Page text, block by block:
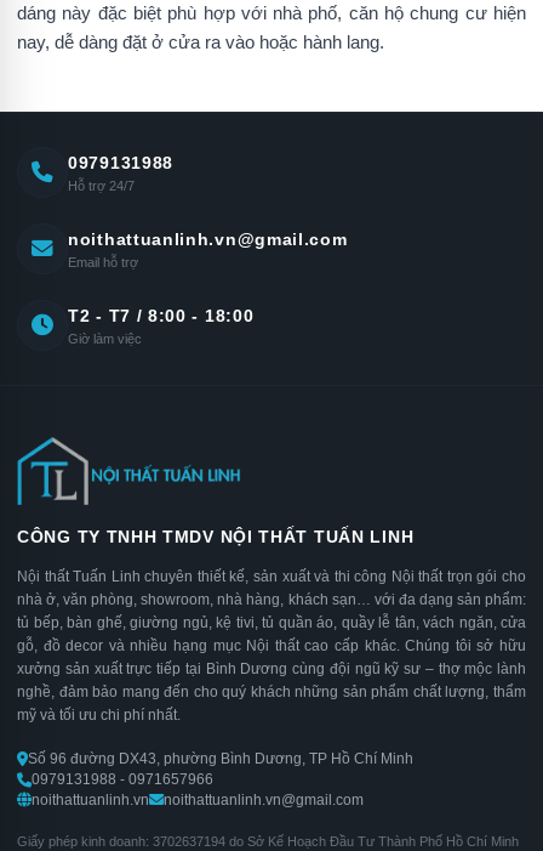
dáng này đặc biệt phù hợp với nhà phố, căn hộ chung cư hiện
nay, dễ dàng đặt ở cửa ra vào hoặc hành lang.
0979131988
Hỗ trợ 24/7
noithattuanlinh.vn@gmail.com
Email hỗ trợ
T2 - T7 / 8:00 - 18:00
Giờ làm việc
CÔNG TY TNHH TMDV NỘI THẤT TUẤN LINH
Nội thất Tuấn Linh chuyên thiết kế, sản xuất và thi công Nội thất trọn gói cho
nhà ở, văn phòng, showroom, nhà hàng, khách sạn… với đa dạng sản phẩm:
tủ bếp, bàn ghế, giường ngủ, kệ tivi, tủ quần áo, quầy lễ tân, vách ngăn, cửa
gỗ, đồ decor và nhiều hạng mục Nội thất cao cấp khác. Chúng tôi sở hữu
xưởng sản xuất trực tiếp tại Bình Dương cùng đội ngũ kỹ sư – thợ mộc lành
nghề, đảm bảo mang đến cho quý khách những sản phẩm chất lượng, thẩm
mỹ và tối ưu chi phí nhất.
Số 96 đường DX43, phường Bình Dương, TP Hồ Chí Minh
0979131988 - 0971657966
noithattuanlinh.vn
noithattuanlinh.vn@gmail.com
Giấy phép kinh doanh: 3702637194 do Sở Kế Hoạch Đầu Tư Thành Phố Hồ Chí Minh